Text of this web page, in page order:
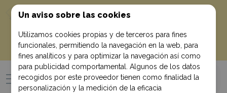
Un aviso sobre las cookies
Utilizamos cookies propias y de terceros para fines
funcionales, permitiendo la navegación en la web, para
fines analíticos y para optimizar la navegación así como
para publicidad comportamental. Algunos de los datos
recogidos por este proveedor tienen como finalidad la
personalización y la medición de la eficacia
¡Empieza con un10% de descuento
Quiero mi descuento